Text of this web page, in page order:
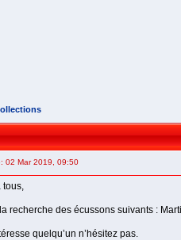
02 Mar 2019, 09:50
tous,
recherche des écussons suivants :
quelqu’un n’hésitez pas.